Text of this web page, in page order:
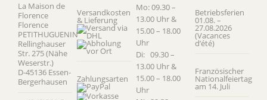
La Maison de
Florence
Florence
PETITHUGUENIN
Rellinghauser
Str. 275 (Nähe
Weserstr.)
D-45136 Essen-
Bergerhausen
Versandkosten
& Lieferung
Zahlungsarten
Mo: 09.30 –
13.00 Uhr &
15.00 – 18.00
Uhr
Di: 09.30 –
13.00 Uhr &
15.00 – 18.00
Uhr
Betriebsferien
01.08. –
27.08.2026
(Vacances
d’été)
Französischer
Nationalfeiertag
am 14. Juli